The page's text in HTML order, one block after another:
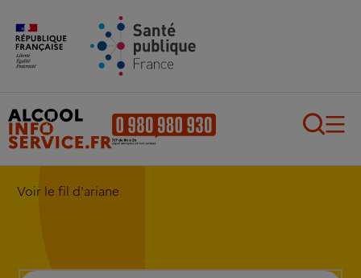
Aller au contenu principal
Voir le fil d'ariane